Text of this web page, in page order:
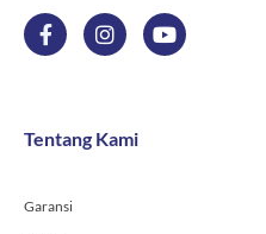
F
a
o
o
f
I
n
g
r
Y
o
Tentang Kami
Garansi